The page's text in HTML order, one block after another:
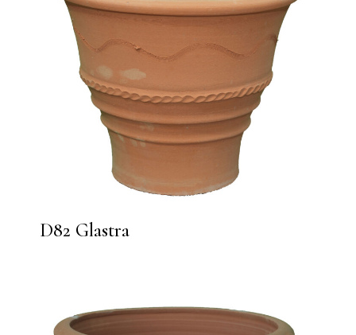
D82 Glastra